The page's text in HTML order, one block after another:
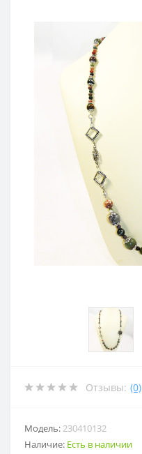
Отзывы: (0)
Модель:230410132
Наличие: Есть в наличии